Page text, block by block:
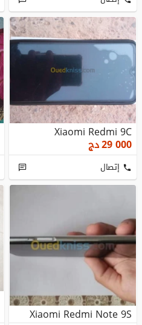
Xiaomi Redmi 9C
29 000دج
إتصال
Xiaomi Redmi Note 9S